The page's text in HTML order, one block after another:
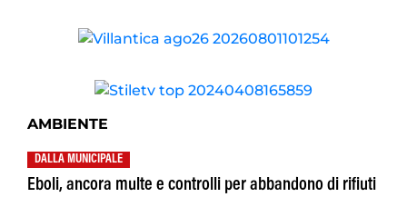
AMBIENTE
DALLA MUNICIPALE
Eboli, ancora multe e controlli per abbandono di rifiuti